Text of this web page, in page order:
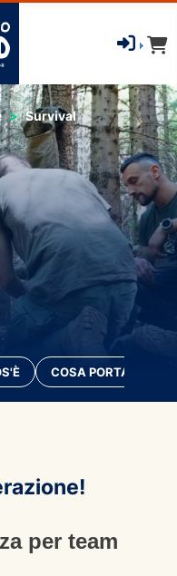
Survival
COSA PORTARE
per team